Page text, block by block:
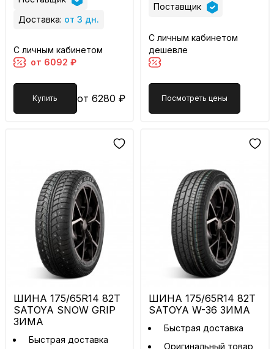
Доставка: от 3 дн.
С личным кабинетом
от 6092 ₽
Купить от 6280 ₽
Поставщик
С личным кабинетом
дешевле
Посмотреть цены
ШИНА 175/65R14 82T
SATOYA SNOW GRIP
ЗИМА
Быстрая доставка
ШИНА 175/65R14 82T
SATOYA W-36 ЗИМА
Быстрая доставка
Оригинальный товар